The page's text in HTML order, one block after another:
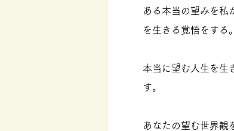
ある本当の望みを私
を生きる覚悟をする。
本当に望む人生を生
す。
あなたの望む世界観